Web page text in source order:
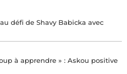
défi de Shavy Babicka avec
à apprendre » : Askou positive